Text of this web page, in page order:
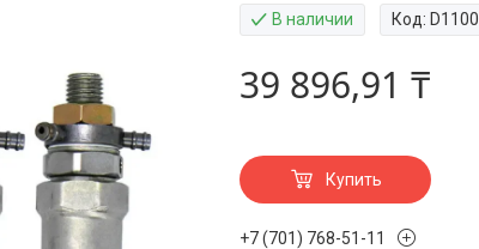
В наличии Код: D1100
39 896,91 ₸
Купить
+7 (701) 768-51-11